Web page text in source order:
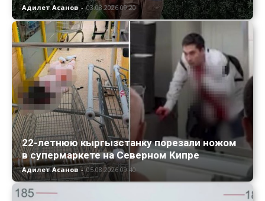
Адилет Асанов - 03.08.2026 09:20
22-летнюю кыргызстанку порезали ножом
в супермаркете на Северном Кипре
Адилет Асанов - 05.08.2026 09:40